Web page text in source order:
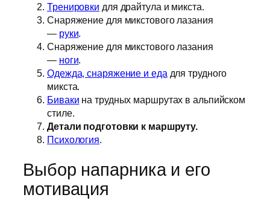
Тренировки для драйтула и микста.
Снаряжение для микстового лазания
— руки.
Снаряжение для микстового лазания
— ноги.
Одежда, снаряжение и еда для трудного
микста.
Биваки на трудных маршрутах в альпийском
стиле.
Детали подготовки к маршруту.
Психология.
Выбор напарника и его
мотивация